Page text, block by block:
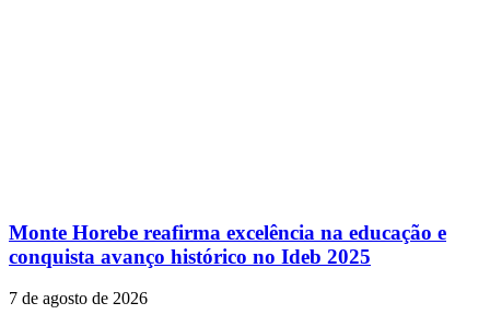
Monte Horebe reafirma excelência na educação e
conquista avanço histórico no Ideb 2025
7 de agosto de 2026